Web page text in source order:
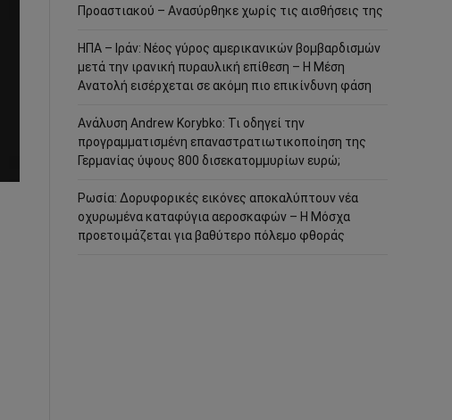
Προαστιακού – Ανασύρθηκε χωρίς τις αισθήσεις της
ΗΠΑ – Ιράν: Νέος γύρος αμερικανικών βομβαρδισμών
μετά την ιρανική πυραυλική επίθεση – Η Μέση
Ανατολή εισέρχεται σε ακόμη πιο επικίνδυνη φάση
Ανάλυση Andrew Korybko: Τι οδηγεί την
προγραμματισμένη επαναστρατιωτικοποίηση της
Γερμανίας ύψους 800 δισεκατομμυρίων ευρώ;
Ρωσία: Δορυφορικές εικόνες αποκαλύπτουν νέα
οχυρωμένα καταφύγια αεροσκαφών – Η Μόσχα
προετοιμάζεται για βαθύτερο πόλεμο φθοράς